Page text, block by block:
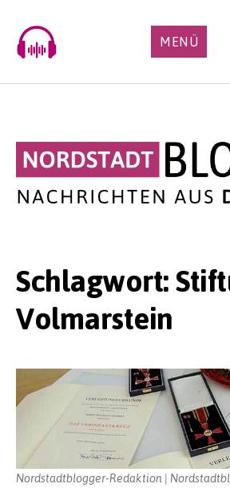
content
MENÜ
Schlagwort:
Volmarstein
Nordstadtblogger-Redaktion |